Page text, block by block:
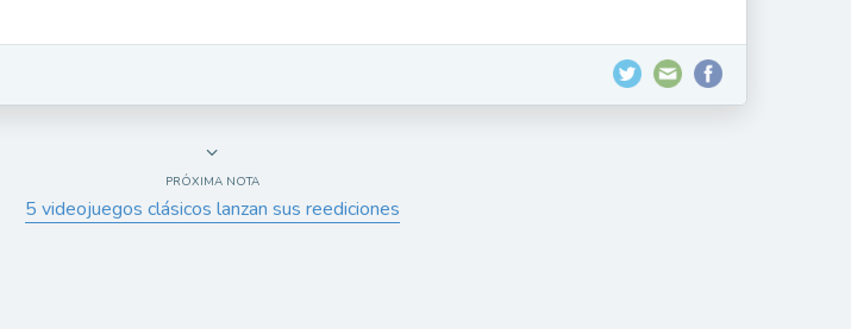
PRÓXIMA NOTA
5 videojuegos clásicos lanzan sus reediciones